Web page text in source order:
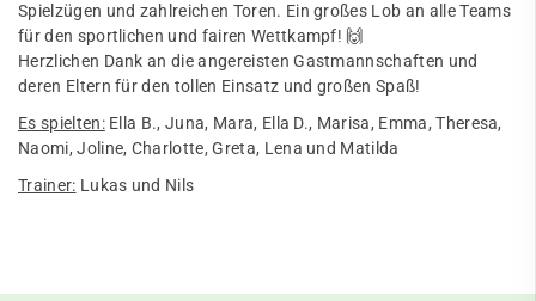
Spielzügen und zahlreichen Toren. Ein großes Lob an alle Teams
für den sportlichen und fairen Wettkampf! 🙌
Herzlichen Dank an die angereisten Gastmannschaften und
deren Eltern für den tollen Einsatz und großen Spaß!
Es spielten:Ella B., Juna, Mara, Ella D., Marisa, Emma, Theresa,
Naomi, Joline, Charlotte, Greta, Lena und Matilda
Trainer: Lukas und Nils